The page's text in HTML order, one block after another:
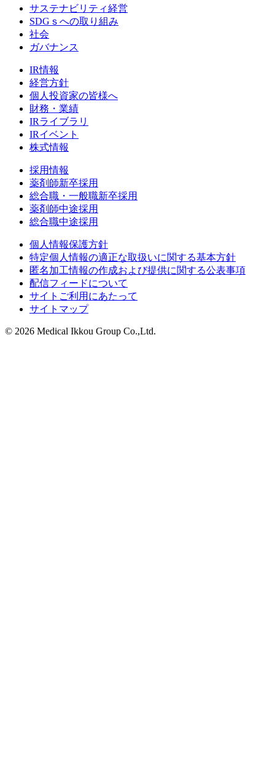
サステナビリティ経営
SDGｓへの取り組み
社会
ガバナンス
IR情報
経営方針
個人投資家の皆様へ
財務・業績
IRライブラリ
IRイベント
株式情報
採用情報
薬剤師新卒採用
総合職・一般職新卒採用
薬剤師中途採用
総合職中途採用
個人情報保護方針
特定個人情報の適正な取扱いに関する基本方針
匿名加工情報の作成および提供に関する公表事項
配信フィードについて
サイトご利用にあたって
サイトマップ
© 2026 Medical Ikkou Group Co.,Ltd.